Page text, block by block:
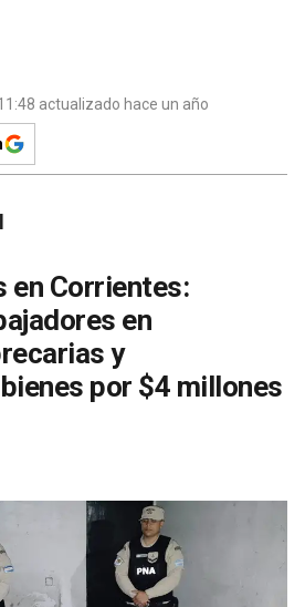
actualizado hace un año
en Corrientes:
en
y
por $4 millones